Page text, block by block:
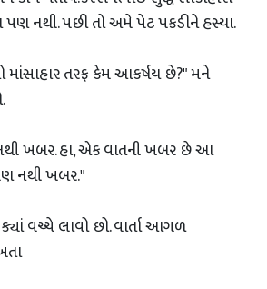
નથી. પછી તો અમે પેટ પકડીને હસ્યા.
તરફ કેમ આકર્ષય છે?" મને
ખબર. હા, એક વાતની ખબર છે આ
નથી ખબર."
વચ્ચે લાવો છો. વાર્તા આગળ